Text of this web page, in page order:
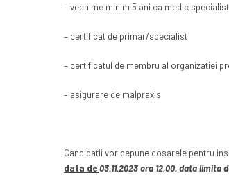
– vechime minim 5 ani ca medic
– certificat de primar/specialist
– certificatul de membru al organizatiei
– asigurare de malpraxis
Candidatii vor depune dosarele pentru
data de03.11.2023 ora 12,00, data